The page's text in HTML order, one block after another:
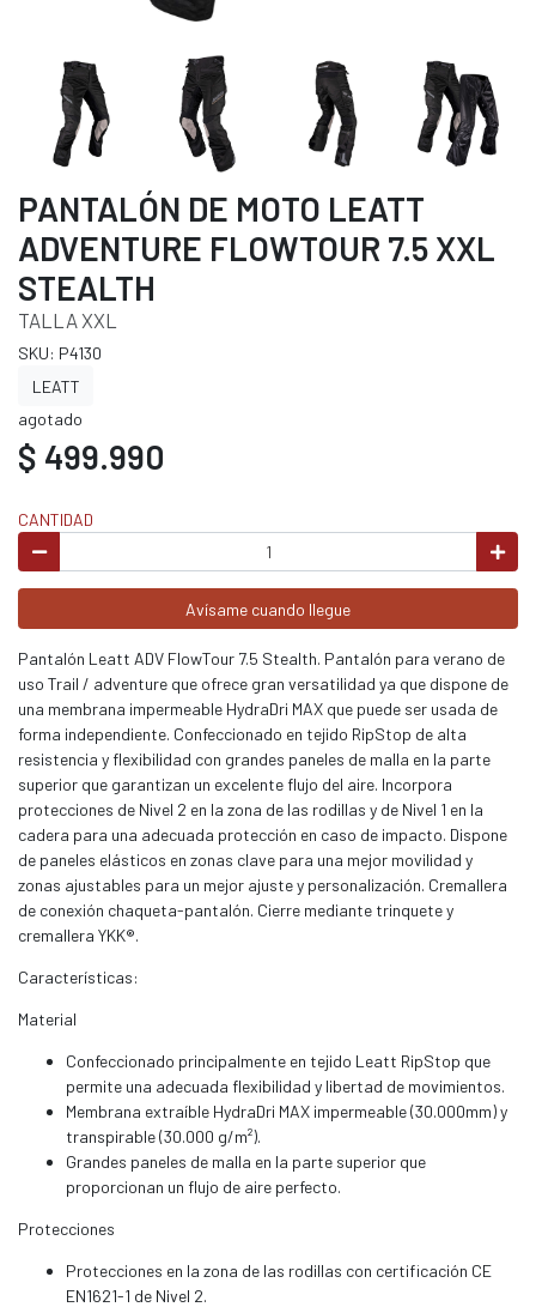
PANTALÓN DE MOTO LEATT
ADVENTURE FLOWTOUR 7.5 XXL
STEALTH
TALLA XXL
SKU: P4130
LEATT
agotado
$ 499.990
CANTIDAD
Avísame cuando llegue
Pantalón Leatt ADV FlowTour 7.5 Stealth. Pantalón para verano de
uso Trail / adventure que ofrece gran versatilidad ya que dispone de
una membrana impermeable HydraDri MAX que puede ser usada de
forma independiente. Confeccionado en tejido RipStop de alta
resistencia y flexibilidad con grandes paneles de malla en la parte
superior que garantizan un excelente flujo del aire. Incorpora
protecciones de Nivel 2 en la zona de las rodillas y de Nivel 1 en la
cadera para una adecuada protección en caso de impacto. Dispone
de paneles elásticos en zonas clave para una mejor movilidad y
zonas ajustables para un mejor ajuste y personalización. Cremallera
de conexión chaqueta-pantalón. Cierre mediante trinquete y
cremallera YKK®.
Características:
Material
Confeccionado principalmente en tejido Leatt RipStop que
permite una adecuada flexibilidad y libertad de movimientos.
Membrana extraíble HydraDri MAX impermeable (30.000mm) y
transpirable (30.000 g/m²).
Grandes paneles de malla en la parte superior que
proporcionan un flujo de aire perfecto.
Protecciones
Protecciones en la zona de las rodillas con certificación CE
EN1621-1 de Nivel 2.